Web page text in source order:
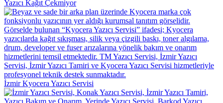
Yazıcı Kağıt Çekmiyor
İzmir Kyocera Yazıcı Servisi